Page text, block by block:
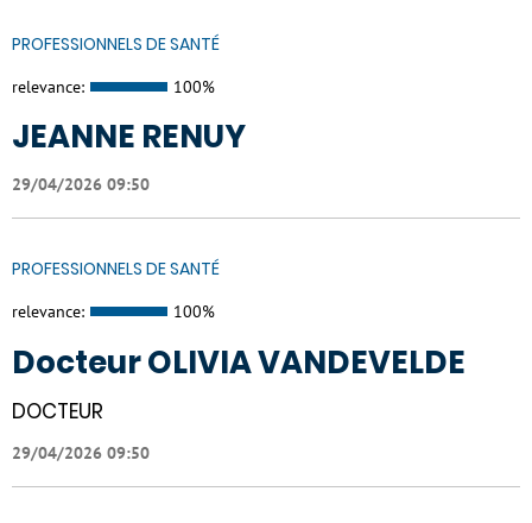
PROFESSIONNELS DE SANTÉ
relevance: 100%
JEANNE RENUY
29/04/2026 09:50
PROFESSIONNELS DE SANTÉ
relevance: 100%
Docteur OLIVIA VANDEVELDE
DOCTEUR
29/04/2026 09:50